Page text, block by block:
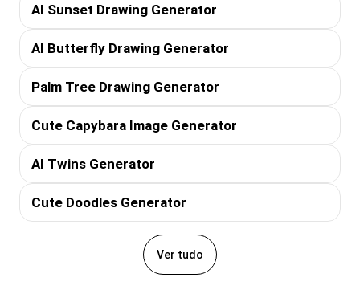
AI Sunset Drawing Generator
AI Butterfly Drawing Generator
Palm Tree Drawing Generator
Cute Capybara Image Generator
AI Twins Generator
Cute Doodles Generator
Ver tudo